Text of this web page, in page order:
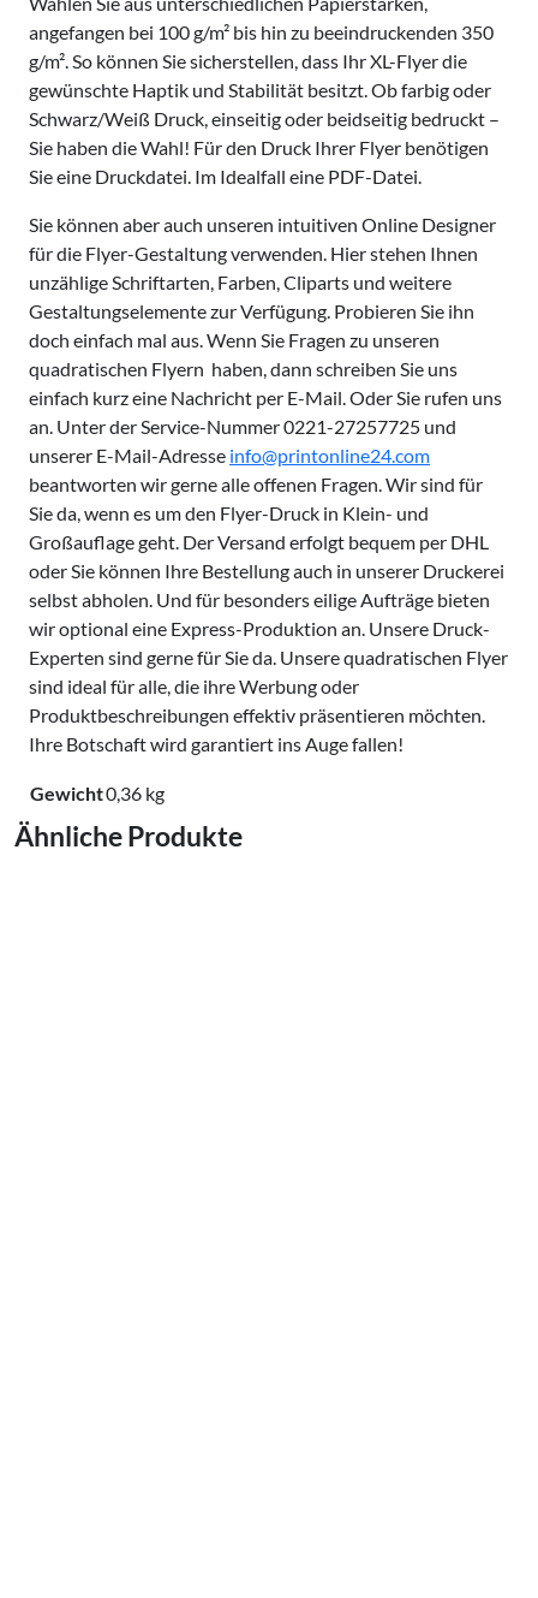
angefangen bei 100 g/m² bis hin zu beeindruckenden 350
g/m². So können Sie sicherstellen, dass Ihr XL-Flyer die
gewünschte Haptik und Stabilität besitzt. Ob farbig oder
Schwarz/Weiß Druck, einseitig oder beidseitig bedruckt –
Sie haben die Wahl! Für den Druck Ihrer Flyer benötigen
Sie eine Druckdatei. Im Idealfall eine PDF-Datei.
Sie können aber auch unseren intuitiven Online Designer
für die Flyer-Gestaltung verwenden. Hier stehen Ihnen
unzählige Schriftarten, Farben, Cliparts und weitere
Gestaltungselemente zur Verfügung. Probieren Sie ihn
doch einfach mal aus. Wenn Sie Fragen zu unseren
quadratischen Flyern haben, dann schreiben Sie uns
einfach kurz eine Nachricht per E-Mail. Oder Sie rufen uns
an. Unter der Service-Nummer 0221-27257725 und
unserer E-Mail-Adresse info@printonline24.com
beantworten wir gerne alle offenen Fragen. Wir sind für
Sie da, wenn es um den Flyer-Druck in Klein- und
Großauflage geht. Der Versand erfolgt bequem per DHL
oder Sie können Ihre Bestellung auch in unserer Druckerei
selbst abholen. Und für besonders eilige Aufträge bieten
wir optional eine Express-Produktion an. Unsere Druck-
Experten sind gerne für Sie da. Unsere quadratischen Flyer
sind ideal für alle, die ihre Werbung oder
Produktbeschreibungen effektiv präsentieren möchten.
Ihre Botschaft wird garantiert ins Auge fallen!
Gewicht0,36 kg
Ähnliche Produkte